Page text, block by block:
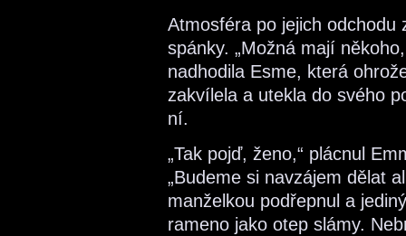
Atmosféra po jejich odchodu
spánky. „Možná mají
nadhodila Esme, která
zakvílela a utekla do svého
ní.
„Tak pojď, ženo,“ plácnul
„Budeme si navzájem dělat
manželkou podřepnul a
rameno jako otep slámy.